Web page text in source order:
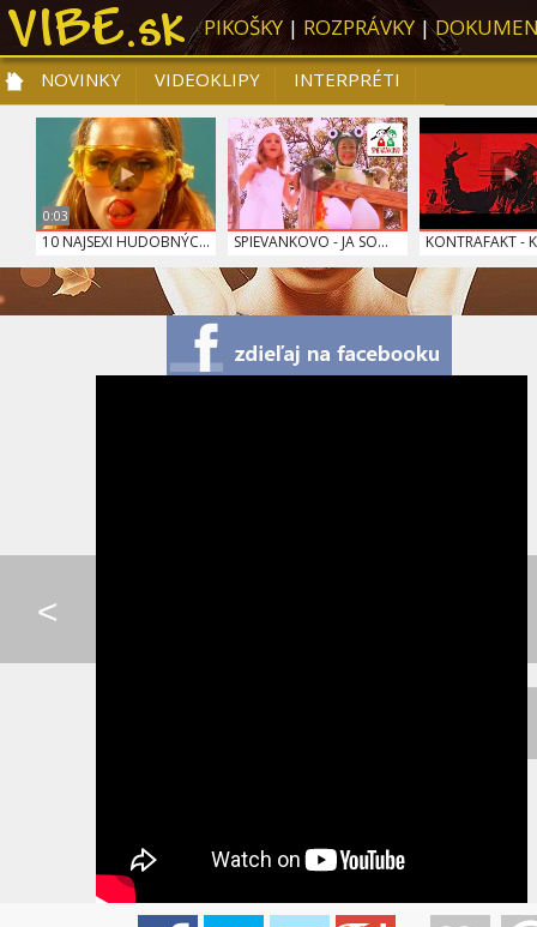
PIKOŠKY| ROZPRÁVKY|
NOVINKY
NOVINKY VIDEOKLIPY
INTERPRÉTI
PRE DETI
SLOVENSKÁ HUDBA TOP 10
0:03
10 NAJSEXI HUDOBNÝC... SPIEVANKOVO - JA SO... KONTRAFAKT -
GEORGE EZRA - BUDAP...
<